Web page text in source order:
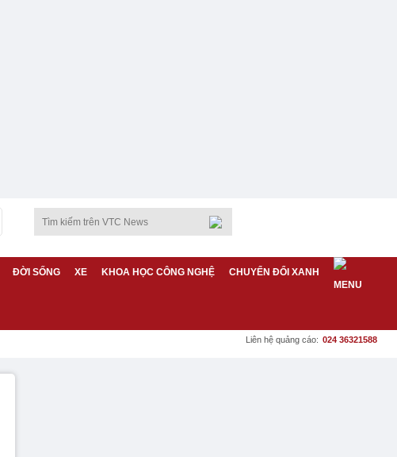
ĐỜI SỐNG XE KHOA HỌC CÔNG NGHỆ CHUYỂN ĐỔI XANH
Liên hệ quảng cáo: 024 36321588